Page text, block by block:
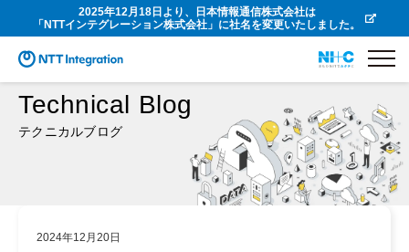
2025年12月18日より、日本情報通信株式会社は
「NTTインテグレーション株式会社」に社名を変更いたしました。
Technical Blog
テクニカルブログ
2024年12月20日